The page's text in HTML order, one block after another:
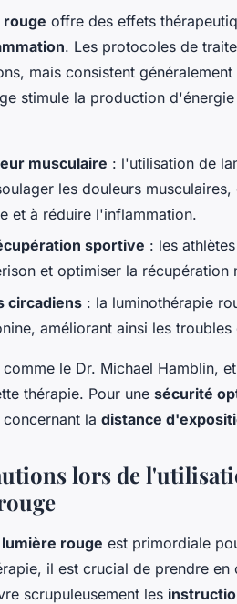
rouge offre des effets
. Les protocoles de
mais consistent
stimule la production
musculaire : l'utilisation de
les douleurs
et à réduire l'inflammation.
sportive : les
et optimiser la récupération
circadiens : la luminothérapie
améliorant ainsi les
le Dr. Michael Hamblin,
thérapie. Pour une sécurité
la distance
lors de
rouge est primordiale
il est crucial de prendre en
scrupuleusement les